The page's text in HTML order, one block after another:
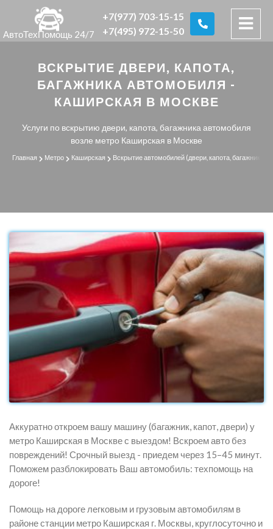
АвтоТехПомощь 24/7
+7(977) 703-15-15
+7(495) 972-15-50
ВСКРЫТИЕ ДВЕРИ, КАПОТА,
БАГАЖНИКА АВТОМОБИЛЯ -
КАШИРСКАЯ В МОСКВЕ
Услуги по вскрытию двери, капота, багажника автомобиля
возле метро Каширская в Москве
Главная Метро Каширская Вскрытие автомобилей (двери, капота, багажника)
Аккуратно откроем вашу машину (багажник, капот, двери) у
метро Каширская в Москве с выездом! Вскроем авто без
повреждений! Срочный выезд - приедем через 15–45 минут.
Поможем разблокировать Ваш автомобиль: техпомощь на
дороге!
Помощь на дороге легковым и грузовым автомобилям в
районе станции метро Каширская г. Москвы, круглосуточно и